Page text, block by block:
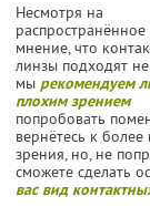
Несмотря на
распространённое
мнение, что
линзы подходят
мы рекомендуем
плохим зрением
попробовать
вернётесь к
зрения, но, не
сможете сделать
вас вид